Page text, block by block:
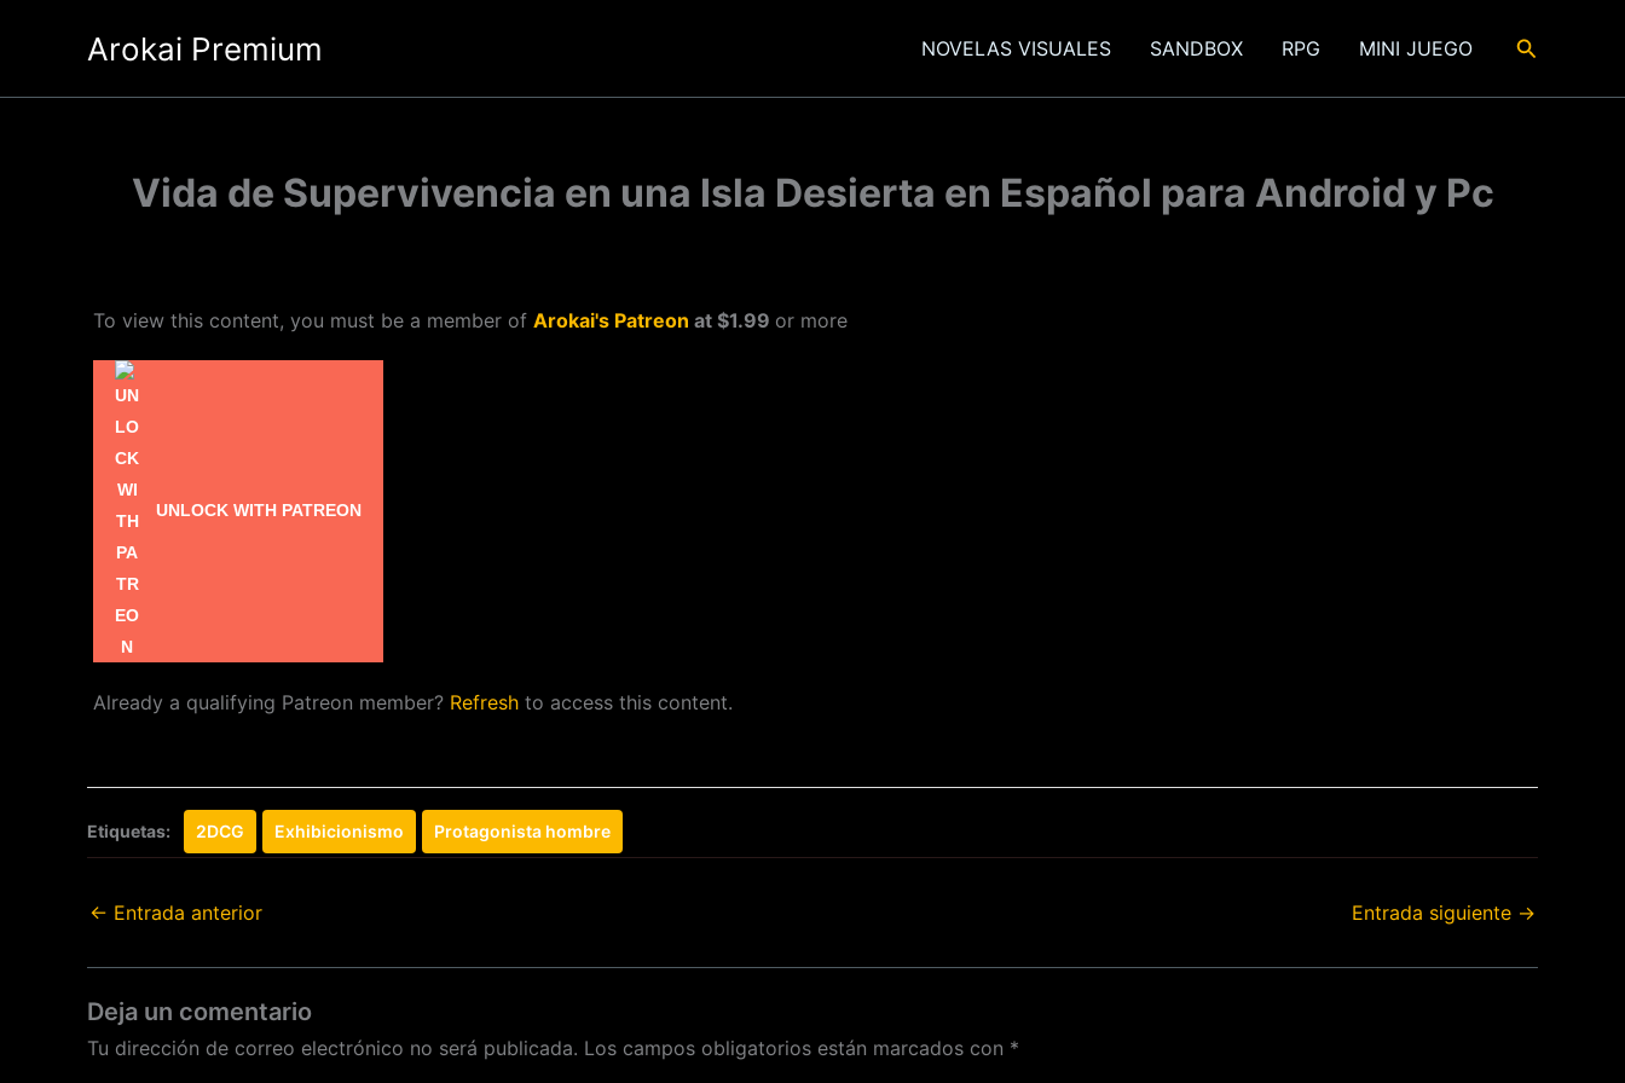
Arokai Premium NOVELAS VISUALES SANDBOX RPG MINI JUEGO Buscar
Vida de Supervivencia en una Isla Desierta en Español para Android y Pc
To view this content, you must be a member of Arokai's Patreon at $1.99 or more
UNLOCK WITH PATREON
Already a qualifying Patreon member? Refresh to access this content.
Etiquetas: 2DCG Exhibicionismo Protagonista hombre
← Entrada anterior Entrada siguiente →
Deja un comentario
Tu dirección de correo electrónico no será publicada. Los campos obligatorios están marcados con *